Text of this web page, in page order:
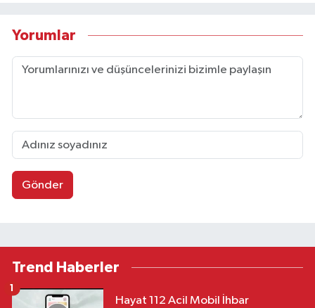
Yorumlar
Gönder
Trend Haberler
Hayat 112 Acil Mobil İhbar
1